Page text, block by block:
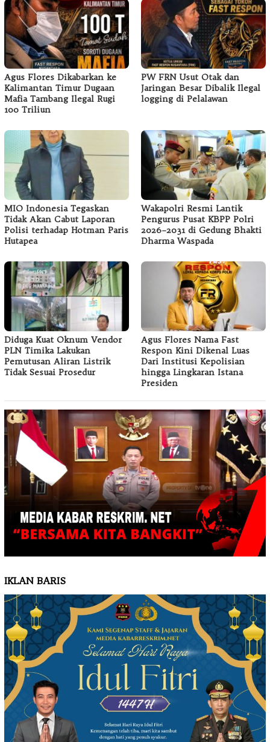
Agus Flores Dikabarkan ke
Kalimantan Timur Dugaan
Mafia Tambang Ilegal Rugi
100 Triliun
PW FRN Usut Otak dan
Jaringan Besar Dibalik Ilegal
logging di Pelalawan
MIO Indonesia Tegaskan
Tidak Akan Cabut Laporan
Polisi terhadap Hotman Paris
Hutapea
Wakapolri Resmi Lantik
Pengurus Pusat KBPP Polri
2026–2031 di Gedung Bhakti
Dharma Waspada
Diduga Kuat Oknum Vendor
PLN Timika Lakukan
Pemutusan Aliran Listrik
Tidak Sesuai Prosedur
Agus Flores Nama Fast
Respon Kini Dikenal Luas
Dari Institusi Kepolisian
hingga Lingkaran Istana
Presiden
IKLAN BARIS